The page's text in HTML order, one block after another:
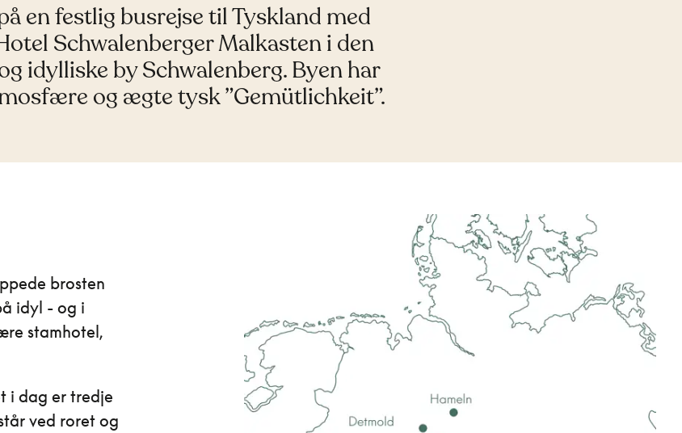
en festlig busrejse til Tyskland med
Schwalenberger Malkasten i den
idylliske by Schwalenberg. Byen har
og ægte tysk ”Gemütlichkeit”.
brosten
idyl - og i
stamhotel,
i dag er tredje
ved roret og